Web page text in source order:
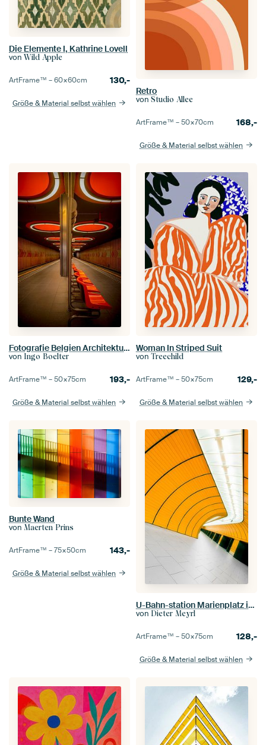
Die Elemente I, Kathrine Lovell
von Wild Apple
ArtFrame™ –60×60cm 130,-
Größe & Material selbst wählen
Retro
von Studio Allee
ArtFrame™ –50×70cm 168,-
Größe & Material selbst wählen
Fotografie Belgien Architektur - Die U-Bahn Station Pannenhuis der LIne 6 in Brüssel
von Ingo Boelter
ArtFrame™ –50×75cm 193,-
Größe & Material selbst wählen
Woman In Striped Suit
von Treechild
ArtFrame™ –50×75cm 129,-
Größe & Material selbst wählen
Bunte Wand
von Maerten Prins
ArtFrame™ –75×50cm 143,-
Größe & Material selbst wählen
U-Bahn-station Marienplatz in München
von Dieter Meyrl
ArtFrame™ –50×75cm 128,-
Größe & Material selbst wählen